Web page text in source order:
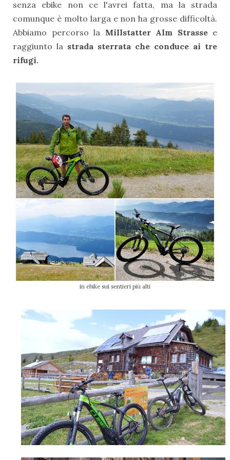
senza ebike non ce l'avrei fatta, ma la strada
comunque è molto larga e non ha grosse difficoltà.
Abbiamo percorso la Millstatter Alm Strassee
raggiunto la strada sterrata che conduce ai tre
rifugi.
in ebike sui sentieri più alti